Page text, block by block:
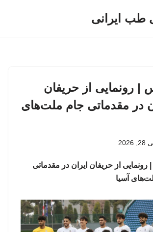
طب ایرانی
| رونمایی از حریفان
در مقدماتی جام ملت‌های
2026
از حریفان ایران در مقدماتی
آسیا